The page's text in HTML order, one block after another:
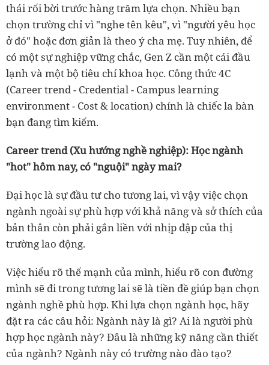
thái rối bời trước hàng trăm lựa chọn. Nhiều bạn
chọn trường chỉ vì "nghe tên kêu", vì "người yêu học
ở đó" hoặc đơn giản là theo ý cha mẹ. Tuy nhiên, để
có một sự nghiệp vững chắc, Gen Z cần một cái đầu
lạnh và một bộ tiêu chí khoa học. Công thức 4C
(Career trend - Credential - Campus learning
environment - Cost & location) chính là chiếc la bàn
bạn đang tìm kiếm.
Career trend (Xu hướng nghề nghiệp): Học ngành
"hot" hôm nay, có "nguội" ngày mai?
Đại học là sự đầu tư cho tương lai, vì vậy việc chọn
ngành ngoài sự phù hợp với khả năng và sở thích của
bản thân còn phải gắn liền với nhịp đập của thị
trường lao động.
Việc hiểu rõ thế mạnh của mình, hiểu rõ con đường
mình sẽ đi trong tương lai sẽ là tiền đề giúp bạn chọn
ngành nghề phù hợp. Khi lựa chọn ngành học, hãy
đặt ra các câu hỏi: Ngành này là gì? Ai là người phù
hợp học ngành này? Đâu là những kỹ năng cần thiết
của ngành? Ngành này có trường nào đào tạo?